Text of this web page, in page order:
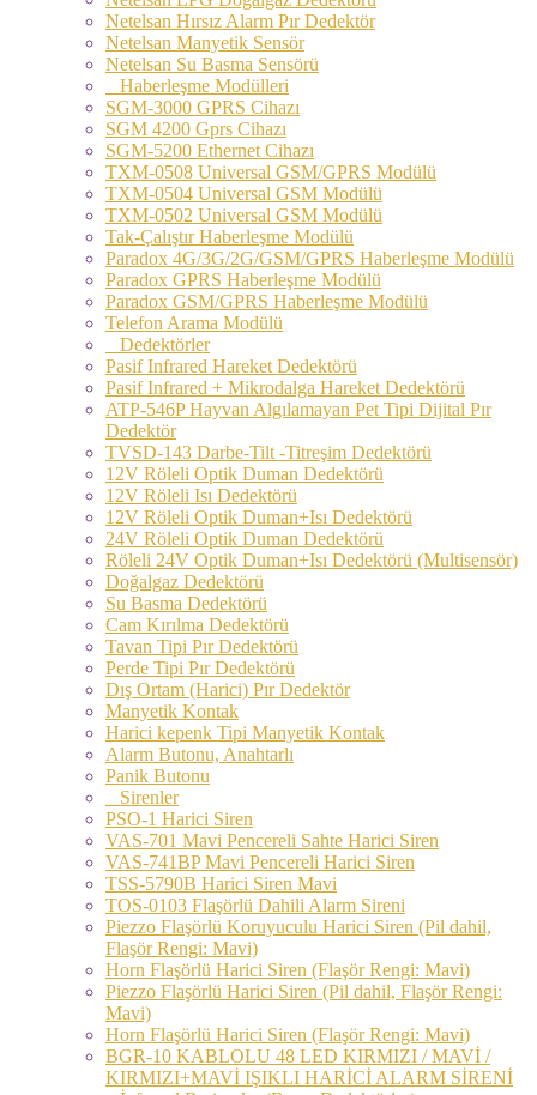
Netelsan Hırsız Alarm Pır Dedektör
Netelsan Manyetik Sensör
Netelsan Su Basma Sensörü
Haberleşme Modülleri
SGM-3000 GPRS Cihazı
SGM 4200 Gprs Cihazı
SGM-5200 Ethernet Cihazı
TXM-0508 Universal GSM/GPRS Modülü
TXM-0504 Universal GSM Modülü
TXM-0502 Universal GSM Modülü
Tak-Çalıştır Haberleşme Modülü
Paradox 4G/3G/2G/GSM/GPRS Haberleşme Modülü
Paradox GPRS Haberleşme Modülü
Paradox GSM/GPRS Haberleşme Modülü
Telefon Arama Modülü
Dedektörler
Pasif Infrared Hareket Dedektörü
Pasif Infrared + Mikrodalga Hareket Dedektörü
ATP-546P Hayvan Algılamayan Pet Tipi Dijital Pır
Dedektör
TVSD-143 Darbe-Tilt -Titreşim Dedektörü
12V Röleli Optik Duman Dedektörü
12V Röleli Isı Dedektörü
12V Röleli Optik Duman+Isı Dedektörü
24V Röleli Optik Duman Dedektörü
Röleli 24V Optik Duman+Isı Dedektörü (Multisensör)
Doğalgaz Dedektörü
Su Basma Dedektörü
Cam Kırılma Dedektörü
Tavan Tipi Pır Dedektörü
Perde Tipi Pır Dedektörü
Dış Ortam (Harici) Pır Dedektör
Manyetik Kontak
Harici kepenk Tipi Manyetik Kontak
Alarm Butonu, Anahtarlı
Panik Butonu
Sirenler
PSO-1 Harici Siren
VAS-701 Mavi Pencereli Sahte Harici Siren
VAS-741BP Mavi Pencereli Harici Siren
TSS-5790B Harici Siren Mavi
TOS-0103 Flaşörlü Dahili Alarm Sireni
Piezzo Flaşörlü Koruyuculu Harici Siren (Pil dahil,
Flaşör Rengi: Mavi)
Horn Flaşörlü Harici Siren (Flaşör Rengi: Mavi)
Piezzo Flaşörlü Harici Siren (Pil dahil, Flaşör Rengi:
Mavi)
Horn Flaşörlü Harici Siren (Flaşör Rengi: Mavi)
BGR-10 KABLOLU 48 LED KIRMIZI / MAVİ /
KIRMIZI+MAVİ IŞIKLI HARİCİ ALARM SİRENİ